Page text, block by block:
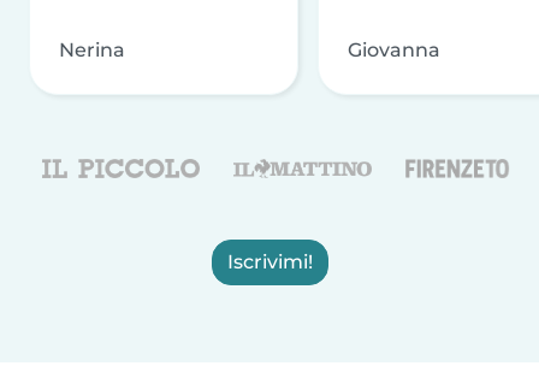
Nerina Giovanna
Iscrivimi!